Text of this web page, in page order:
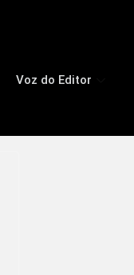
Voz do Editor